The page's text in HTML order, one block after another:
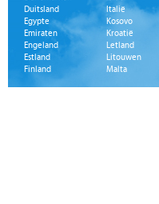
Duitsland
Egypte
Emiraten
Engeland
Estland
Finland
Italië
Kosovo
Kroatië
Letland
Litouwen
Malta